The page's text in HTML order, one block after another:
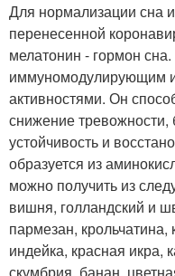
Для нормализации сна
перенесенной
мелатонин - гормон
иммуномодулирующим
активностями. Он
снижение тревожности,
устойчивость и
образуется из
можно получить из
вишня, голландский и
пармезан,
индейка, красная икра,